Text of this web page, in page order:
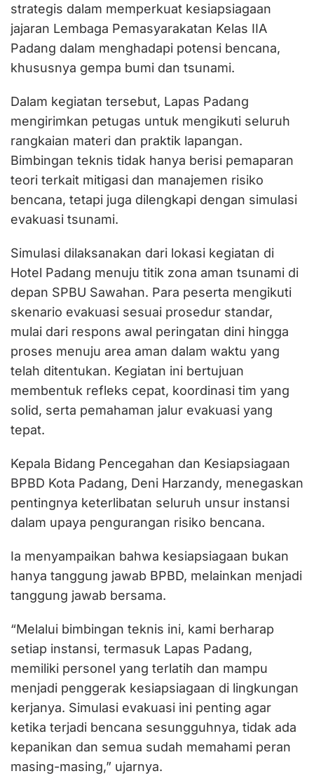
strategis dalam memperkuat kesiapsiagaan
jajaran Lembaga Pemasyarakatan Kelas IIA
Padang dalam menghadapi potensi bencana,
khususnya gempa bumi dan tsunami.
Dalam kegiatan tersebut, Lapas Padang
mengirimkan petugas untuk mengikuti seluruh
rangkaian materi dan praktik lapangan.
Bimbingan teknis tidak hanya berisi pemaparan
teori terkait mitigasi dan manajemen risiko
bencana, tetapi juga dilengkapi dengan simulasi
evakuasi tsunami.
Simulasi dilaksanakan dari lokasi kegiatan di
Hotel Padang menuju titik zona aman tsunami di
depan SPBU Sawahan. Para peserta mengikuti
skenario evakuasi sesuai prosedur standar,
mulai dari respons awal peringatan dini hingga
proses menuju area aman dalam waktu yang
telah ditentukan. Kegiatan ini bertujuan
membentuk refleks cepat, koordinasi tim yang
solid, serta pemahaman jalur evakuasi yang
tepat.
Kepala Bidang Pencegahan dan Kesiapsiagaan
BPBD Kota Padang, Deni Harzandy, menegaskan
pentingnya keterlibatan seluruh unsur instansi
dalam upaya pengurangan risiko bencana.
Ia menyampaikan bahwa kesiapsiagaan bukan
hanya tanggung jawab BPBD, melainkan menjadi
tanggung jawab bersama.
“Melalui bimbingan teknis ini, kami berharap
setiap instansi, termasuk Lapas Padang,
memiliki personel yang terlatih dan mampu
menjadi penggerak kesiapsiagaan di lingkungan
kerjanya. Simulasi evakuasi ini penting agar
ketika terjadi bencana sesungguhnya, tidak ada
kepanikan dan semua sudah memahami peran
masing-masing,” ujarnya.